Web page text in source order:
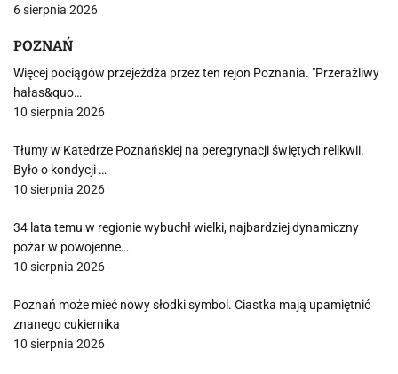
6 sierpnia 2026
POZNAŃ
Więcej pociągów przejeżdża przez ten rejon Poznania. "Przeraźliwy
hałas&quo…
10 sierpnia 2026
Tłumy w Katedrze Poznańskiej na peregrynacji świętych relikwii.
Było o kondycji …
10 sierpnia 2026
34 lata temu w regionie wybuchł wielki, najbardziej dynamiczny
pożar w powojenne…
10 sierpnia 2026
Poznań może mieć nowy słodki symbol. Ciastka mają upamiętnić
znanego cukiernika
10 sierpnia 2026